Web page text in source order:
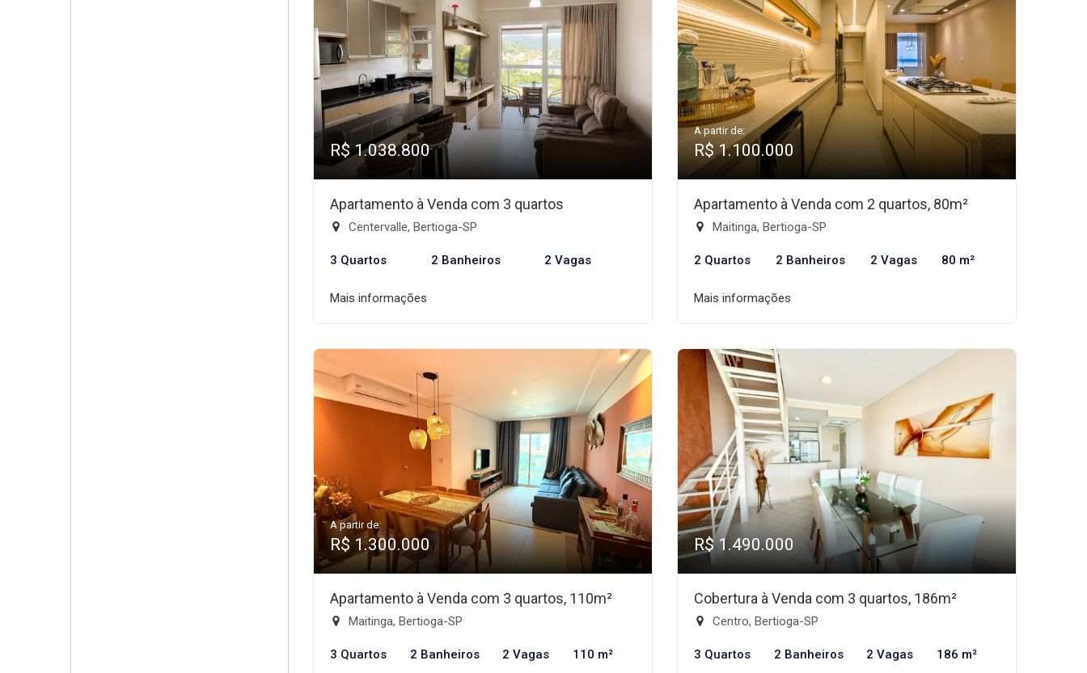
R$ 1.038.800
Apartamento à Venda com 3 quartos
Centervalle, Bertioga-SP
3 Quartos 2 Banheiros 2 Vagas
Mais informações
A partir de:
R$ 1.100.000
Apartamento à Venda com 2 quartos, 80m²
Maitinga, Bertioga-SP
2 Quartos 2 Banheiros 2 Vagas 80 m²
Mais informações
A partir de:
R$ 1.300.000
Apartamento à Venda com 3 quartos, 110m²
Maitinga, Bertioga-SP
3 Quartos 2 Banheiros 2 Vagas 110 m²
R$ 1.490.000
Cobertura à Venda com 3 quartos, 186m²
Centro, Bertioga-SP
3 Quartos 2 Banheiros 2 Vagas 186 m²